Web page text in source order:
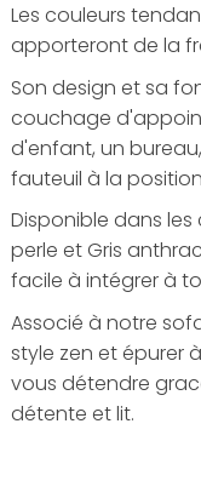
Les couleurs
apporteront de la
Son design et sa
couchage
d'enfant, un
fauteuil à la
Disponible dans les
perle et Gris
facile à intégrer à
Associé à notre
style zen et épurer
vous détendre
détente et lit.